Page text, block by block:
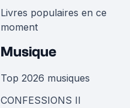
Livres populaires en ce
moment
Musique
Top 2026 musiques
CONFESSIONS II